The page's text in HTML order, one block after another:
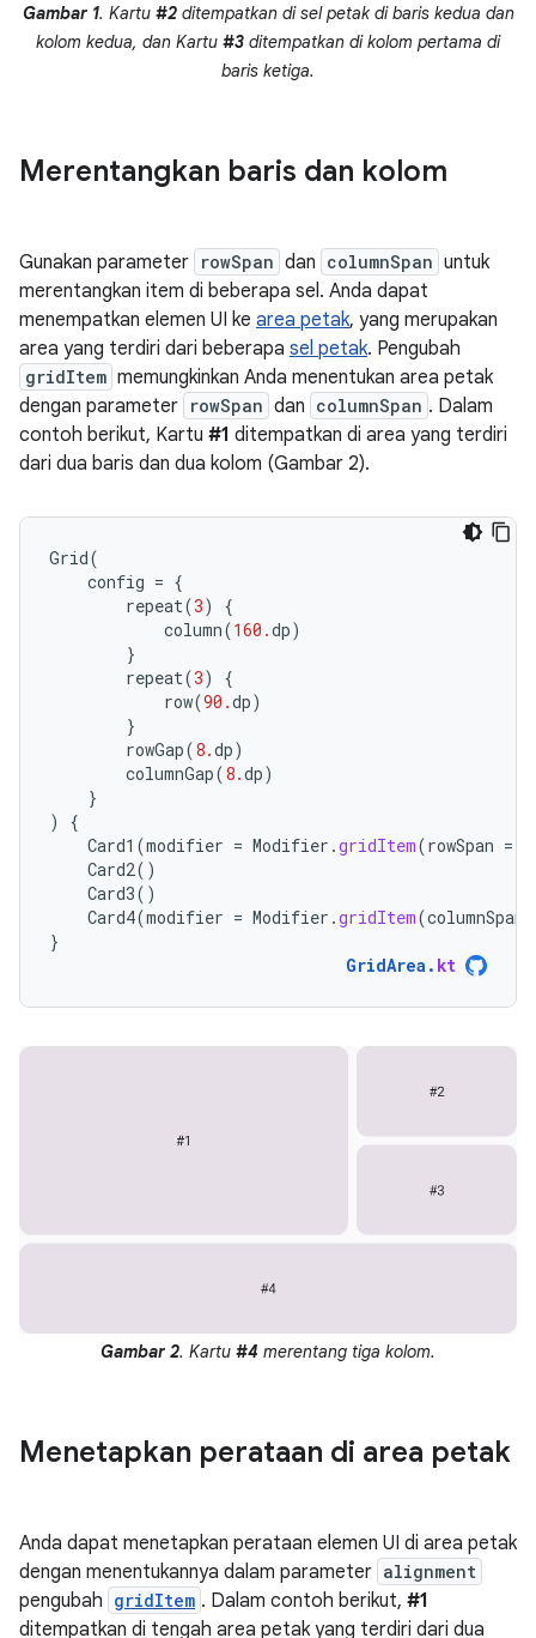
Gambar 1. Kartu #2ditempatkan di sel petak di baris kedua dan
kolom kedua, dan Kartu #3 ditempatkan di kolom pertama di
baris ketiga.
Merentangkan baris dan kolom
Gunakan parameter rowSpan dan columnSpan untuk
merentangkan item di beberapa sel. Anda dapat
menempatkan elemen UI ke area petak, yang merupakan
area yang terdiri dari beberapa sel petak. Pengubah
gridItem memungkinkan Anda menentukan area petak
dengan parameter rowSpan dan columnSpan . Dalam
contoh berikut, Kartu #1 ditempatkan di area yang terdiri
dari dua baris dan dua kolom (Gambar 2).
Grid(
config = {
repeat(3)
{
column(160.dp)
}
repeat(3)
{
row(90.dp)
}
rowGap(8.dp)
columnGap(8.dp)
}
)
{
Card1 (modifier = Modifier .gridItem(rowSpan =
Card2()
Card3()
Card4(modifier = Modifier .gridItem(columnSpan
}
GridArea . kt
Gambar 2. Kartu #4 merentang tiga kolom.
Menetapkan perataan di area petak
Anda dapat menetapkan perataan elemen UI di area petak
dengan menentukannya dalam parameter alignment
pengubah gridItem . Dalam contoh berikut, #1
ditempatkan di tengah area petak yang terdiri dari dua